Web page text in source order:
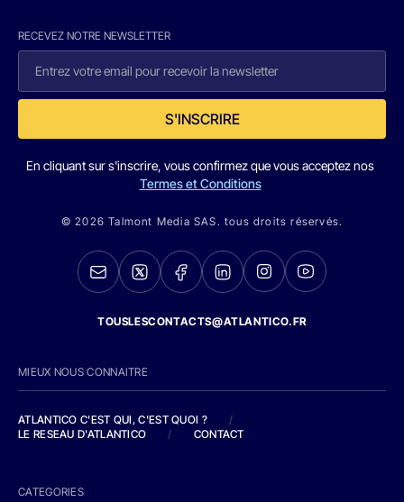
RECEVEZ NOTRE NEWSLETTER
S'INSCRIRE
En cliquant sur s'inscrire, vous confirmez que vous acceptez nos
Termes et Conditions
© 2026 Talmont Media SAS. tous droits réservés.
TOUSLESCONTACTS@ATLANTICO.FR
MIEUX NOUS CONNAITRE
ATLANTICO C'EST QUI, C'EST QUOI ?
/
LE RESEAU D'ATLANTICO
/ CONTACT
CATEGORIES